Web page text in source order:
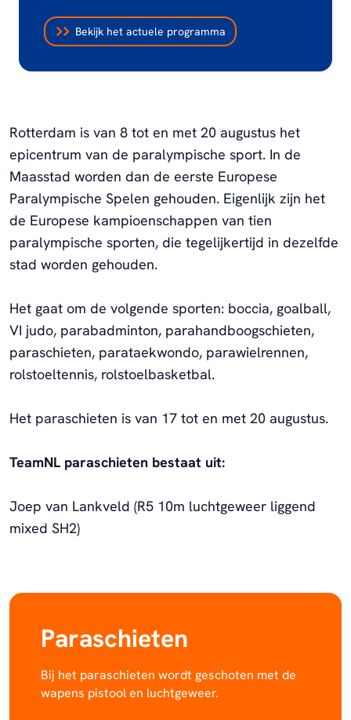
Bekijk het actuele programma
Rotterdam is van 8 tot en met 20 augustus het
epicentrum van de paralympische sport. In de
Maasstad worden dan de eerste Europese
Paralympische Spelen gehouden. Eigenlijk zijn het
de Europese kampioenschappen van tien
paralympische sporten, die tegelijkertijd in dezelfde
stad worden gehouden.
Het gaat om de volgende sporten: boccia, goalball,
VI judo, parabadminton, parahandboogschieten,
paraschieten, parataekwondo, parawielrennen,
rolstoeltennis, rolstoelbasketbal.
Het paraschieten is van 17 tot en met 20 augustus.
TeamNL paraschieten bestaat uit:
Joep van Lankveld (R5 10m luchtgeweer liggend
mixed SH2)
Paraschieten
Bij het paraschieten wordt geschoten met de
wapens pistool en luchtgeweer.